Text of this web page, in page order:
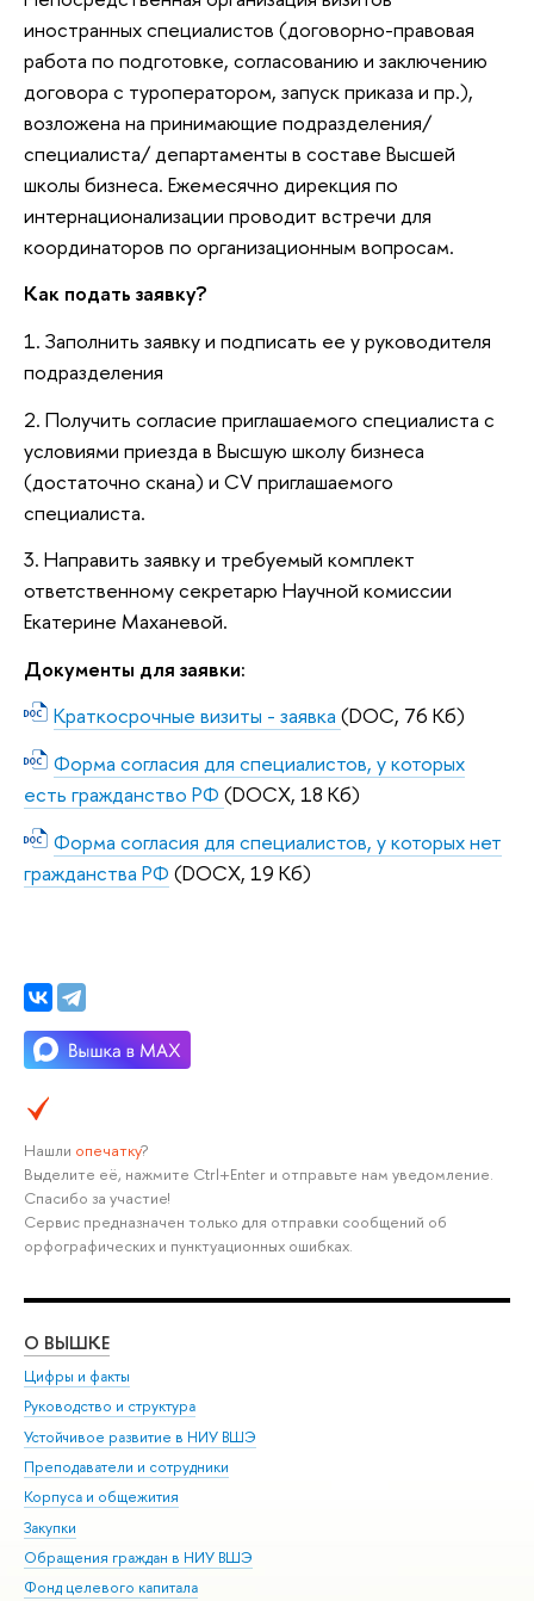
иностранных специалистов (договорно-правовая
работа по подготовке, согласованию и заключению
договора с туроператором, запуск приказа и пр.),
возложена на принимающие подразделения/
специалиста/ департаменты в составе Высшей
школы бизнеса. Ежемесячно дирекция по
интернационализации проводит встречи для
координаторов по организационным вопросам.
Как подать заявку?
1. Заполнить заявку и подписать ее у руководителя
подразделения
2. Получить согласие приглашаемого специалиста c
условиями приезда в Высшую школу бизнеса
(достаточно скана) и CV приглашаемого
специалиста.
3. Направить заявку и требуемый комплект
ответственному секретарю Научной комиссии
Екатерине Маханевой.
Документы для заявки:
Краткосрочные визиты - заявка (DOC, 76 Кб)
Форма согласия для специалистов, у которых
есть гражданство РФ (DOCX, 18 Кб)
Форма согласия для специалистов, у которых нет
гражданства РФ (DOCX, 19 Кб)
Нашли опечатку?
Выделите её, нажмите Ctrl+Enter и отправьте нам уведомление.
Спасибо за участие!
Сервис предназначен только для отправки сообщений об
орфографических и пунктуационных ошибках.
О ВЫШКЕ
Цифры и факты
Руководство и структура
Устойчивое развитие в НИУ ВШЭ
Преподаватели и сотрудники
Корпуса и общежития
Закупки
Обращения граждан в НИУ ВШЭ
Фонд целевого капитала